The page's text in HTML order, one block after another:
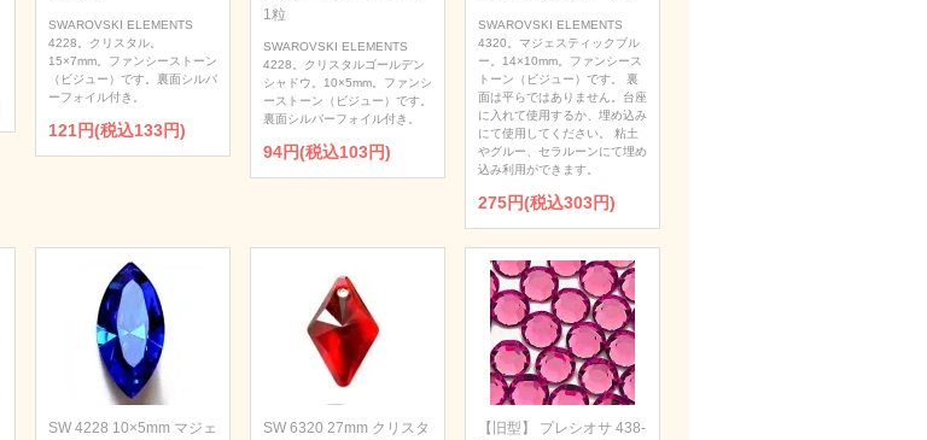
SWAROVSKI ELEMENTS
4228。クリスタル。
15×7mm。ファンシーストーン
（ビジュー）です。裏面シルバ
ーフォイル付き。
121円(税込133円)
1粒
SWAROVSKI ELEMENTS
4228。クリスタルゴールデン
シャドウ。10×5mm。ファンシ
ーストーン（ビジュー）です。
裏面シルバーフォイル付き。
94円(税込103円)
SWAROVSKI ELEMENTS
4320。マジェスティックブル
ー。14×10mm。ファンシース
トーン（ビジュー）です。 裏
面は平らではありません。台座
に入れて使用するか、埋め込み
にて使用してください。 粘土
やグルー、セラルーンにて埋め
込み利用ができます。
275円(税込303円)
SW 4228 10×5mm マジェ
SW 6320 27mm クリスタ
【旧型】 プレシオサ 438-